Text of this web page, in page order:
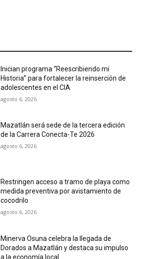
Inician programa “Reescribiendo mi
Historia” para fortalecer la reinserción de
adolescentes en el CIA
agosto 6, 2026
Mazatlán será sede de la tercera edición
de la Carrera Conecta-Te 2026
agosto 6, 2026
Restringen acceso a tramo de playa como
medida preventiva por avistamiento de
cocodrilo
agosto 6, 2026
Minerva Osuna celebra la llegada de
Dorados a Mazatlán y destaca su impulso
a la economía local